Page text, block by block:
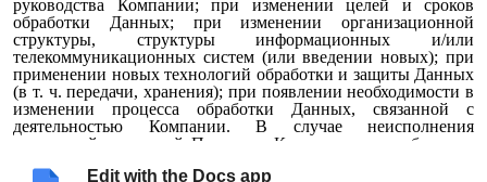
Edit with the Docs app
руководства Компании; при изменении целей и сроков
обработки Данных; при изменении организационной
структуры, структуры информационных и/или
телекоммуникационных систем (или введении новых); при
применении новых технологий обработки и защиты Данных
(в т. ч. передачи, хранения); при появлении необходимости в
изменении процесса обработки Данных, связанной с
деятельностью Компании. В случае неисполнения
положений настоящей Политики Компания и ее работники
законодательством Российской Федерации. Контроль